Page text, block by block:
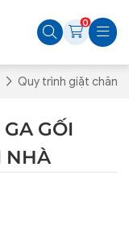
0
Quy trình giặt chăn
GỐI
NHÀ